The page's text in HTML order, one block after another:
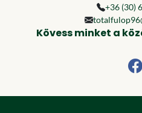
+36 (30)
Kövess minket a